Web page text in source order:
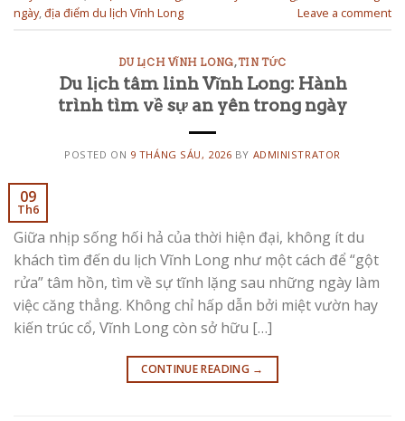
ngày,địa điểm du lịch Vĩnh Long Leave a comment
DU LỊCH VĨNH LONG,TIN TỨC
Du lịch tâm linh Vĩnh Long: Hành
trình tìm về sự an yên trong ngày
POSTED ON 9 THÁNG SÁU, 2026 BY ADMINISTRATOR
09
Th6
Giữa nhịp sống hối hả của thời hiện đại, không ít du
khách tìm đến du lịch Vĩnh Long như một cách để “gột
rửa” tâm hồn, tìm về sự tĩnh lặng sau những ngày làm
việc căng thẳng. Không chỉ hấp dẫn bởi miệt vườn hay
kiến trúc cổ, Vĩnh Long còn sở hữu […]
CONTINUE READING →